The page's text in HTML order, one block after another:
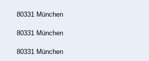
80331 München
80331 München
80331 München